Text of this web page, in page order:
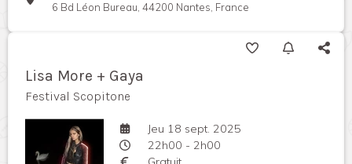
6 Bd Léon Bureau, 44200 Nantes, France
Lisa More + Gaya
Festival Scopitone
Jeu 18 sept. 2025
22h00 - 2h00